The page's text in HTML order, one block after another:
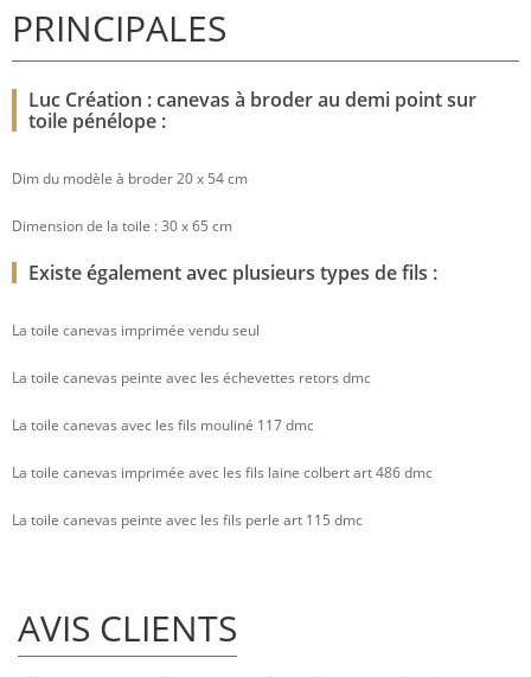
PRINCIPALES
Luc Création : canevas à broder au demi point sur
toile pénélope :
Dim du modèle à broder 20 x 54 cm
Dimension de la toile : 30 x 65 cm
Existe également avec plusieurs types de fils :
La toile canevas imprimée vendu seul
La toile canevas peinte avec les échevettes retors dmc
La toile canevas avec les fils mouliné 117 dmc
La toile canevas imprimée avec les fils laine colbert art 486 dmc
La toile canevas peinte avec les fils perle art 115 dmc
AVIS CLIENTS